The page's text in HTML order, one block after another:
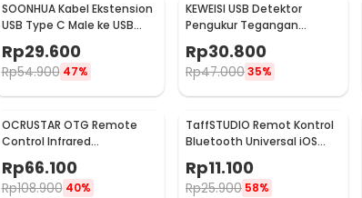
SOONHUA Kabel Ekstension
USB Type C Male ke USB
Type C Female 100cm -
8196
Rp29.600
Rp54.900 47%
KEWEISI USB Detektor
Pengukur Tegangan
Voltase dan Baterai Tester
- KWS-V20
Rp30.800
Rp47.00035%
OCRUSTAR OTG Remote
Control Infrared
Smartphone USB Type C
for TV AC - EKX5S-T
Rp66.100
Rp108.900 40%
TaffSTUDIO Remot Kontrol
Bluetooth Universal iOS
Rp11.100
Rp25.900 58%